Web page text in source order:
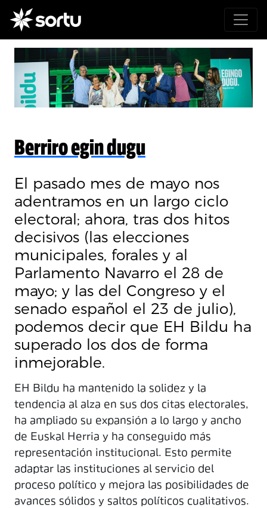
Berriro egin dugu
El pasado mes de mayo nos
adentramos en un largo ciclo
electoral; ahora, tras dos hitos
decisivos (las elecciones
municipales, forales y al
Parlamento Navarro el 28 de
mayo; y las del Congreso y el
senado español el 23 de julio),
podemos decir que EH Bildu ha
superado los dos de forma
inmejorable.
EH Bildu ha mantenido la solidez y la
tendencia al alza en sus dos citas electorales,
ha ampliado su expansión a lo largo y ancho
de Euskal Herria y ha conseguido más
representación institucional. Esto permite
adaptar las instituciones al servicio del
proceso político y mejora las posibilidades de
avances sólidos y saltos políticos cualitativos.